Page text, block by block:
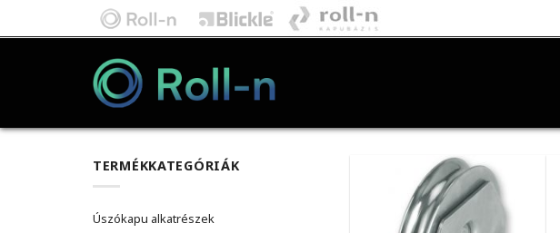
TERMÉKKATEGÓRIÁK
Úszókapu alkatrészek